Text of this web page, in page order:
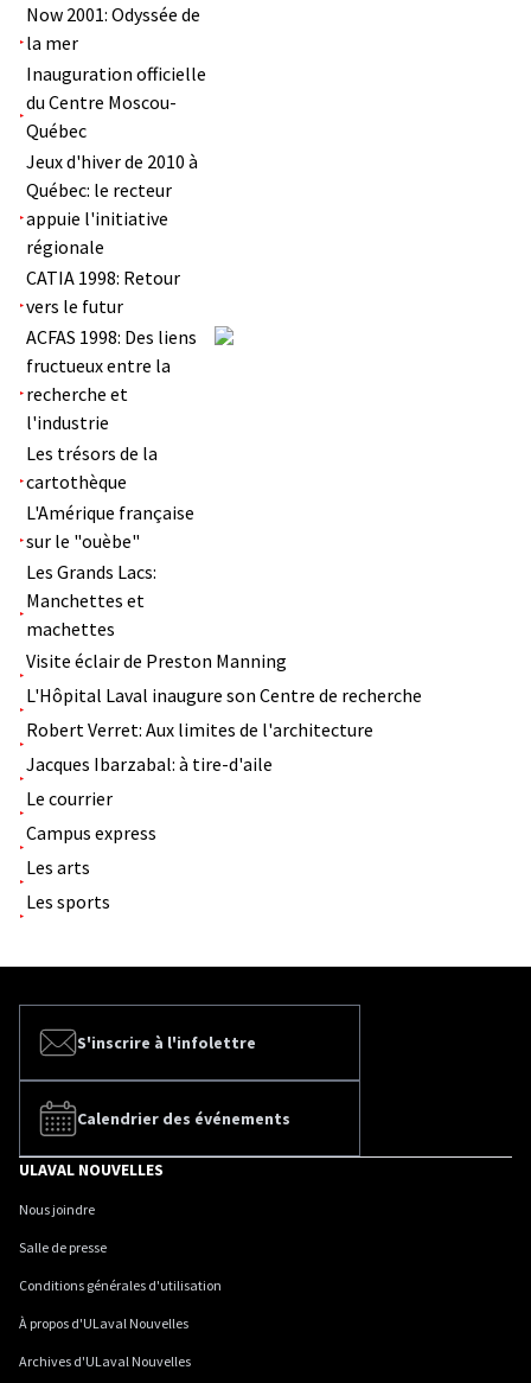
Now 2001: Odyssée de
la mer
Inauguration officielle
du Centre Moscou-
Québec
Jeux d'hiver de 2010 à
Québec: le recteur
appuie l'initiative
régionale
CATIA 1998: Retour
vers le futur
ACFAS 1998: Des liens
fructueux entre la
recherche et
l'industrie
Les trésors de la
cartothèque
L'Amérique française
sur le "ouèbe"
Les Grands Lacs:
Manchettes et
machettes
Visite éclair de Preston Manning
L'Hôpital Laval inaugure son Centre de recherche
Robert Verret: Aux limites de l'architecture
Jacques Ibarzabal: à tire-d'aile
Le courrier
Campus express
Les arts
Les sports
S'inscrire à l'infolettre
Calendrier des événements
ULAVAL NOUVELLES
Nous joindre
Salle de presse
Conditions générales d'utilisation
À propos d'ULaval Nouvelles
Archives d'ULaval Nouvelles